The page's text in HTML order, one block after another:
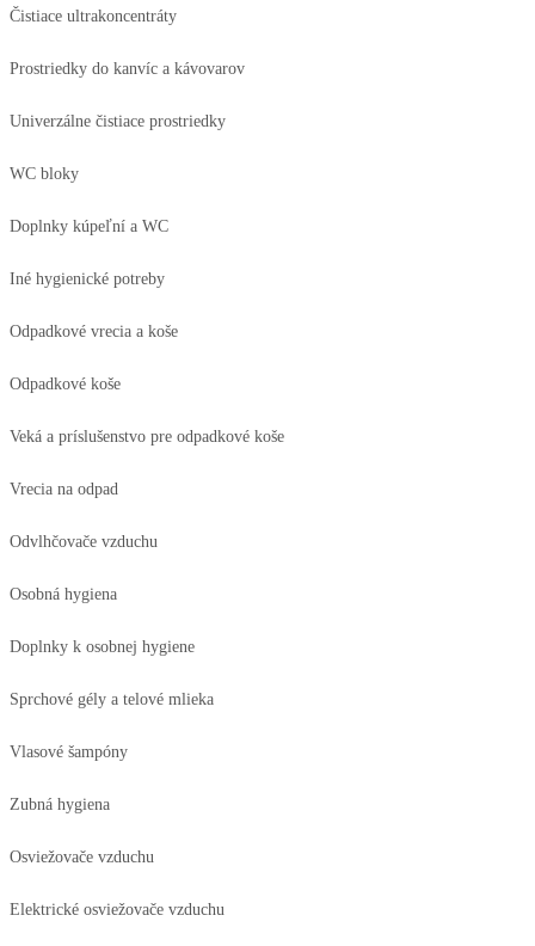
Čistiace ultrakoncentráty
Prostriedky do kanvíc a kávovarov
Univerzálne čistiace prostriedky
WC bloky
Doplnky kúpeľní a WC
Iné hygienické potreby
Odpadkové vrecia a koše
Odpadkové koše
Veká a príslušenstvo pre odpadkové koše
Vrecia na odpad
Odvlhčovače vzduchu
Osobná hygiena
Doplnky k osobnej hygiene
Sprchové gély a telové mlieka
Vlasové šampóny
Zubná hygiena
Osviežovače vzduchu
Elektrické osviežovače vzduchu